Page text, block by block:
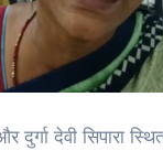
दुर्गा देवी सिपारा